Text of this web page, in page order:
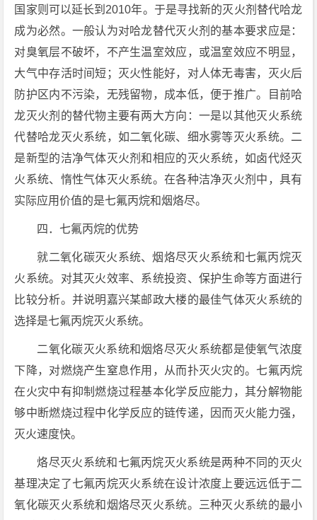
国家则可以延长到2010年。于是寻找新的灭火剂替代哈龙
成为必然。一般认为对哈龙替代灭火剂的基本要求应是：
对臭氧层不破坏，不产生温室效应，或温室效应不明显，
大气中存活时间短；灭火性能好，对人体无毒害，灭火后
防护区内不污染，无残留物，成本低，便于推广。目前哈
龙灭火剂的替代物主要有两大方向：一是以其他灭火系统
代替哈龙灭火系统，如二氧化碳、细水雾等灭火系统。二
是新型的洁净气体灭火剂和相应的灭火系统，如卤代烃灭
火系统、惰性气体灭火系统。在各种洁净灭火剂中，具有
实际应用价值的是七氟丙烷和烟烙尽。
四．七氟丙烷的优势
就二氧化碳灭火系统、烟烙尽灭火系统和七氟丙烷灭
火系统。对其灭火效率、系统投资、保护生命等方面进行
比较分析。并说明嘉兴某邮政大楼的最佳气体灭火系统的
选择是七氟丙烷灭火系统。
二氧化碳灭火系统和烟烙尽灭火系统都是使氧气浓度
下降，对燃烧产生窒息作用，从而扑灭火灾的。七氟丙烷
在火灾中有抑制燃烧过程基本化学反应能力，其分解物能
够中断燃烧过程中化学反应的链传递，因而灭火能力强，
灭火速度快。
烙尽灭火系统和七氟丙烷灭火系统是两种不同的灭火
基理决定了七氟丙烷灭火系统在设计浓度上要远远低于二
氧化碳灭火系统和烟烙尽灭火系统。三种灭火系统的最小